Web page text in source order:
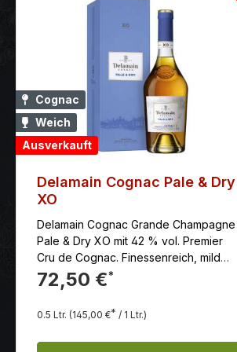
Cognac
Weich
Ausverkauft
Delamain Cognac Pale & Dry
XO
Delamain Cognac Grande Champagne
Pale & Dry XO mit 42 % vol. Premier
Cru de Cognac. Finessenreich, mild
und weich, schmeichelt regelrecht am
Gaumen, aufgrund der langen und
langsamen Reifung. Mit einer
unglaublich alten Familientradition sorgt
Delamain für ein spannendes Cognac-
72,50 €*
0.5 Ltr. (145,00 €* / 1 Ltr.)